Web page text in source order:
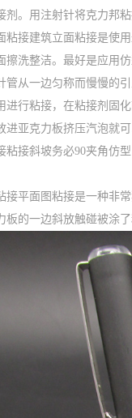
剂。用注射针将克力邦
粘接建筑立面粘接是使
擦洗整洁。最好是应用
管从一边匀称而慢慢的
进行粘接，在粘接剂固
进亚克力板挤压汽泡就可
粘接斜坡务必90夹角仿
接平面图粘接是一种非
板的一边斜放触碰被涂